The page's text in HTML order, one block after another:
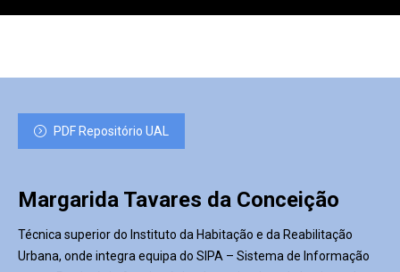
PDF Repositório UAL
Margarida Tavares da Conceição
Técnica superior do Instituto da Habitação e da Reabilitação
Urbana, onde integra equipa do SIPA – Sistema de Informação